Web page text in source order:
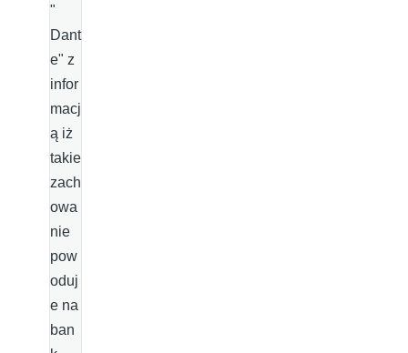
"
Dant
e" z
infor
macj
ą iż
takie
zach
owa
nie
pow
oduj
e na
ban